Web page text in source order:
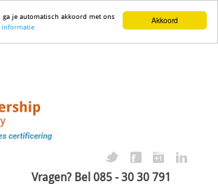
Akkoord
ga je automatisch akkoord met ons
informatie
Vragen? Bel 085 - 30 30 791